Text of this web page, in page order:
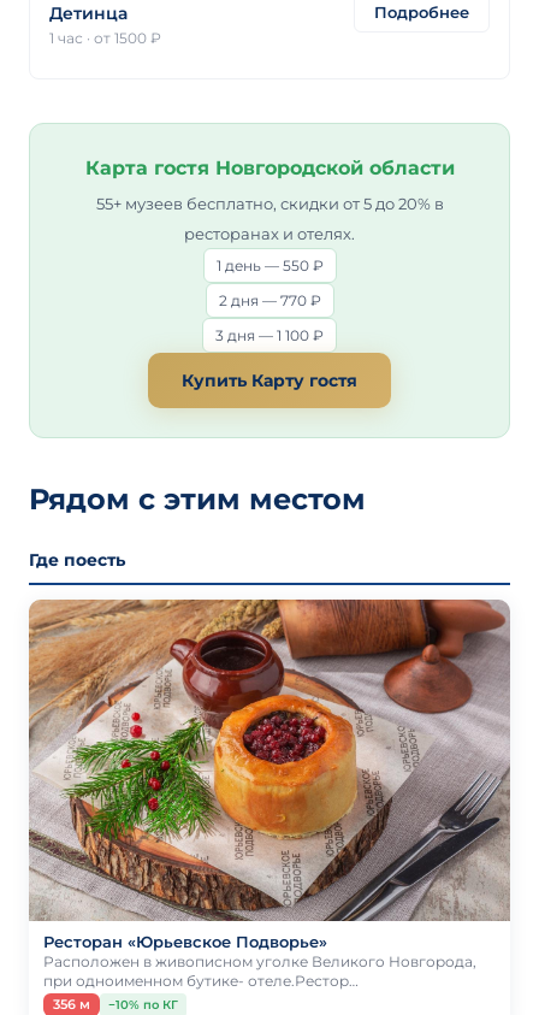
Детинца
1 час · от 1500 ₽
Подробнее
Карта гостя Новгородской области
55+ музеев бесплатно, скидки от 5 до 20% в
ресторанах и отелях.
1 день — 550 ₽
2 дня — 770 ₽
3 дня — 1 100 ₽
Купить Карту гостя
Рядом с этим местом
Где поесть
Ресторан «Юрьевское Подворье»
Расположен в живописном уголке Великого Новгорода,
при одноименном бутике- отеле.Рестор…
356 м −10% по КГ